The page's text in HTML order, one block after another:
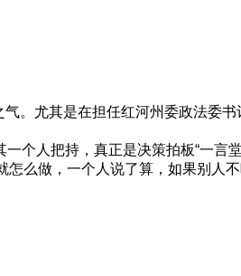
。尤其是在担任红河州委政法委
人把持，真正是决策拍板“一言堂
怎么做，一个人说了算，如果别人